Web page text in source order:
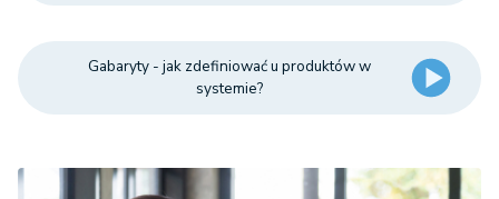
Gabaryty - jak zdefiniować u produktów w
systemie?